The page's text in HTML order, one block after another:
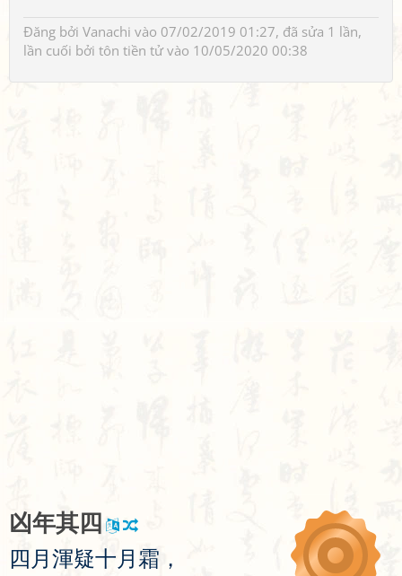
Đăng bởi Vanachi vào 07/02/2019 01:27, đã sửa 1 lần,
lần cuối bởi tôn tiền tửvào 10/05/2020 00:38
凶年其 四
四 月 渾疑十 月 霜 ，